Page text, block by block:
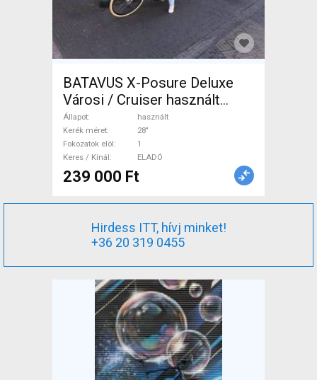
BATAVUS X-Posure Deluxe
Városi / Cruiser használt
ELADÓ
Állapot
használt
Kerék méret
28"
Fokozatok elöl
1
Keres / Kínál
ELADÓ
239 000 Ft
Hirdess ITT, hívj minket!
+36 20 319 0455